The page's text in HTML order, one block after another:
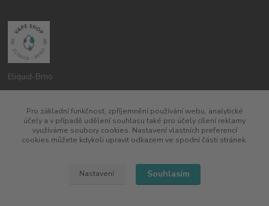
Eliquid-Brno
775960937
8:00-20:00
Pro základní funkčnost, zpříjemnění používání webu, analytické
účely a v případě udělení souhlasu také pro účely cílení reklamy
využíváme soubory cookies. Nastavení vlastních preferencí
cookies můžete kdykoli upravit odkazem ve spodní části stránek.
Nastavení Souhlasím